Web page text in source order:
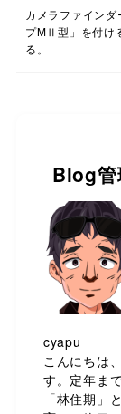
カメラファイン
プMⅡ型」を付け
る。
Blog管
cyapu
こんにちは
す。定年ま
「林住期」